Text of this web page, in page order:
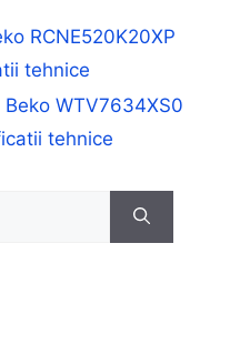
RCNE520K20XP
tehnice
WTV7634XS0
tehnice